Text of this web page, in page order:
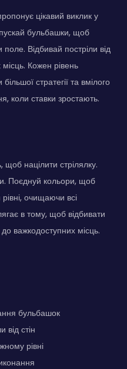
цікавий виклик у
бульбашки, щоб
Відбивай постріли від
Кожен рівень
стратегії та вмілого
коли ставки зростають.
націлити стрілялку.
Поєднуй кольори, щоб
очищаючи всі
в тому, щоб відбивати
до важкодоступних місць.
бульбашок
від стін
рівні